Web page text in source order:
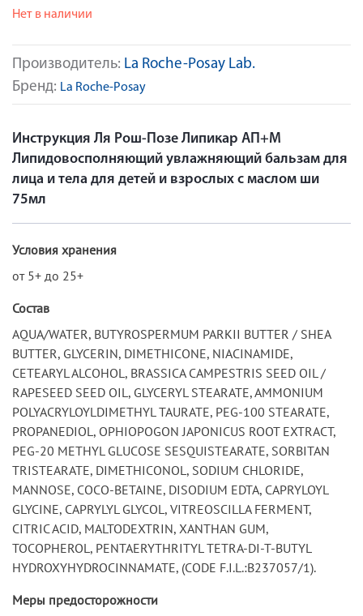
Производитель: La Roche-Posay Lab.
Бренд: La Roche-Posay
Нет в наличии
Инструкция Ля Рош-Позе Липикар АП+М
Липидовосполняющий увлажняющий бальзам для
лица и тела для детей и взрослых с маслом ши
75мл
Условия хранения
от 5+ до 25+
Состав
AQUA/WATER, BUTYROSPERMUM PARKII BUTTER / SHEA
BUTTER, GLYCERIN, DIMETHICONE, NIACINAMIDE,
CETEARYL ALCOHOL, BRASSICA CAMPESTRIS SEED OIL /
RAPESEED SEED OIL, GLYCERYL STEARATE, AMMONIUM
POLYACRYLOYLDIMETHYL TAURATE, PEG-100 STEARATE,
PROPANEDIOL, OPHIOPOGON JAPONICUS ROOT EXTRACT,
PEG-20 METHYL GLUCOSE SESQUISTEARATE, SORBITAN
TRISTEARATE, DIMETHICONOL, SODIUM CHLORIDE,
MANNOSE, COCO-BETAINE, DISODIUM EDTA, CAPRYLOYL
GLYCINE, CAPRYLYL GLYCOL, VITREOSCILLA FERMENT,
CITRIC ACID, MALTODEXTRIN, XANTHAN GUM,
TOCOPHEROL, PENTAERYTHRITYL TETRA-DI-T-BUTYL
HYDROXYHYDROCINNAMATE, (CODE F.I.L.:B237057/1).
Меры предосторожности